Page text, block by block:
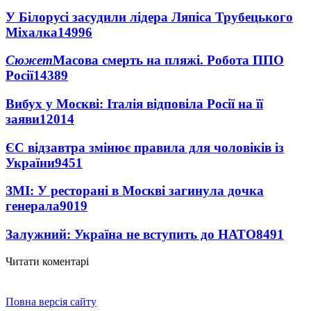
У Білорусі засудили лідера Ляпіса Трубецького
Міхалка14996
СюжетМасова смерть на пляжі. Робота ППО
Росії14389
Вибух у Москві: Італія відповіла Росії на її
заяви12014
ЄС відзавтра змінює правила для чоловіків із
України9451
ЗМІ: У ресторані в Москві загинула дочка
генерала9019
Залужний: Україна не вступить до НАТО8491
Читати коментарі
Повна версія сайту